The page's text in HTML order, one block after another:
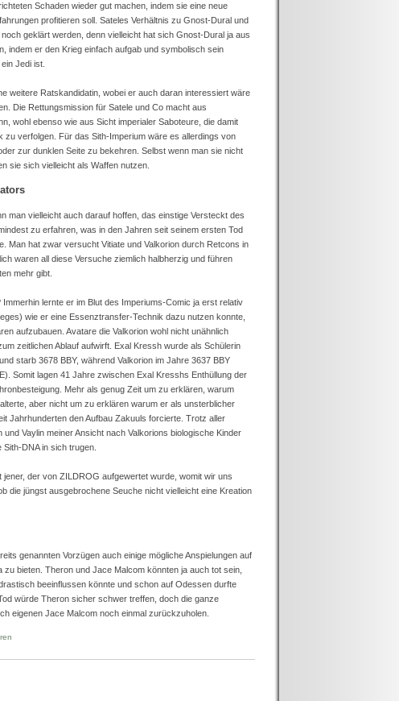
Schaden wieder gut machen, indem sie eine neue
profitieren soll. Sateles Verhältnis zu Gnost-Dural und
geklärt werden, denn vielleicht hat sich Gnost-Dural ja aus
indem er den Krieg einfach aufgab und symbolisch sein
Jedi ist.
weitere Ratskandidatin, wobei er auch daran interessiert wäre
Die Rettungsmission für Satele und Co macht aus
wohl ebenso wie aus Sicht imperialer Saboteure, die damit
zu verfolgen. Für das Sith-Imperium wäre es allerdings von
zur dunklen Seite zu bekehren. Selbst wenn man sie nicht
sie sich vielleicht als Waffen nutzen.
man vielleicht auch darauf hoffen, das einstige Versteckt des
zu erfahren, was in den Jahren seit seinem ersten Tod
Man hat zwar versucht Vitiate und Valkorion durch Retcons in
waren all diese Versuche ziemlich halbherzig und führen
mehr gibt.
lernte er im Blut des Imperiums-Comic ja erst relativ
wie er eine Essenztransfer-Technik dazu nutzen konnte,
aufzubauen. Avatare die Valkorion wohl nicht unähnlich
zeitlichen Ablauf aufwirft. Exal Kressh wurde als Schülerin
starb 3678 BBY, während Valkorion im Jahre 3637 BBY
Somit lagen 41 Jahre zwischen Exal Kresshs Enthüllung der
Mehr als genug Zeit um zu erklären, warum
aber nicht um zu erklären warum er als unsterblicher
Jahrhunderten den Aufbau Zakuuls forcierte. Trotz aller
Vaylin meiner Ansicht nach Valkorions biologische Kinder
DNA in sich trugen.
der von ZILDROG aufgewertet wurde, womit wir uns
die jüngst ausgebrochene Seuche nicht vielleicht eine Kreation
genannten Vorzügen auch einige mögliche Anspielungen auf
zu bieten. Theron und Jace Malcom könnten ja auch tot sein,
beeinflussen könnte und schon auf Odessen durfte
würde Theron sicher schwer treffen, doch die ganze
eigenen Jace Malcom noch einmal zurückzuholen.